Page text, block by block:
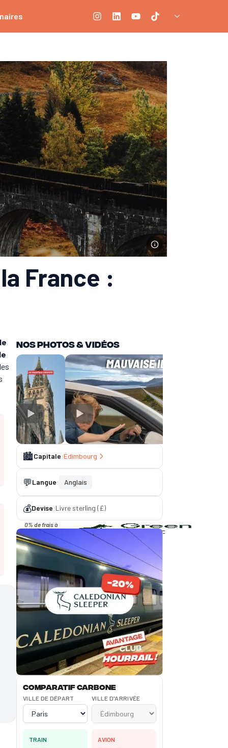
France :
Nos Photos & vidéos
🏙️Capitale:Édimbourg
💬Langue: Anglais
💰Devise:Livre sterling (£)
0% de frais à
l'étranger avec
Comparatif carbone
VILLE DE DÉPART VILLE D'ARRIVÉE
TRAIN AVION